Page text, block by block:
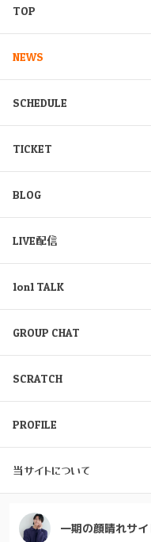
TOP
NEWS
SCHEDULE
TICKET
BLOG
LIVE配信
1on1 TALK
GROUP CHAT
SCRATCH
PROFILE
当サイトについて
一期の顔晴れサ